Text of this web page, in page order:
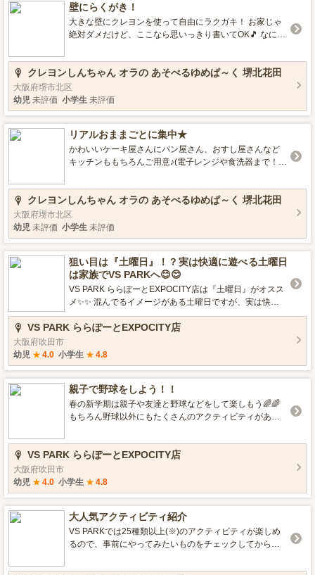
壁にらくがき！
大きな壁にクレヨンを使って自由にラクガキ！ お家じゃ
絶対ダメだけど、ここなら思いっきり書いてOK🎵 なにも
クレヨンしんちゃん オラの あそべるゆめぱ～く 堺北花田
大阪府堺市北区
幼児 未評価 小学生 未評価
リアルおままごとに集中★
かわいいケーキ屋さんにパン屋さん、おすし屋さんなど
キッチンももちろんご用意♪(電子レンジや食洗器まで！)
て 親子で一緒におままごとを楽しもう🎵
クレヨンしんちゃん オラの あそべるゆめぱ～く 堺北花田
大阪府堺市北区
幼児 未評価 小学生 未評価
狙い目は『土曜日』！？実は快適に遊べる土曜日
は家族でVS PARKへ😊😊
VS PARK ららぽーとEXPOCITY店は『土曜日』がオスス
メ✨✨ 混んでるイメージがある土曜日ですが、実は快適
に遊べる日が多いです😁😁 そのため、初めての方でもた
くさんのアクティビティをまわりやすいです！！ ぜひ土
う！！
VS PARK ららぽーとEXPOCITY店
大阪府吹田市
幼児 ★ 4.0 小学生 ★ 4.8
親子で野球をしよう！！
春の新学期は親子や友達と野球などをして楽しもう🌈🌈
もちろん野球以外にもたくさんのアクティビティがある
子さんだけ遊んで、保護者の方はショッピングもできま
す👍 室内にあるので雨の心配はいりません☔
VS PARK ららぽーとEXPOCITY店
大阪府吹田市
幼児 ★ 4.0 小学生 ★ 4.8
大人気アクティビティ紹介
VS PARKでは25種類以上(※)のアクティビティが楽しめ
るので、事前にやってみたいものをチェックしてから行
ィビティを紹介するので、お気に入りをチェックしてみ